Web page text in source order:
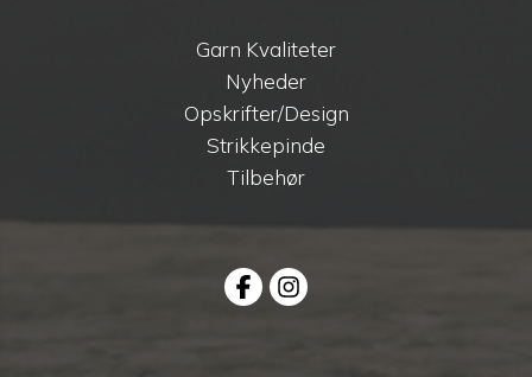
Garn Kvaliteter
Nyheder
Opskrifter/Design
Strikkepinde
Tilbehør